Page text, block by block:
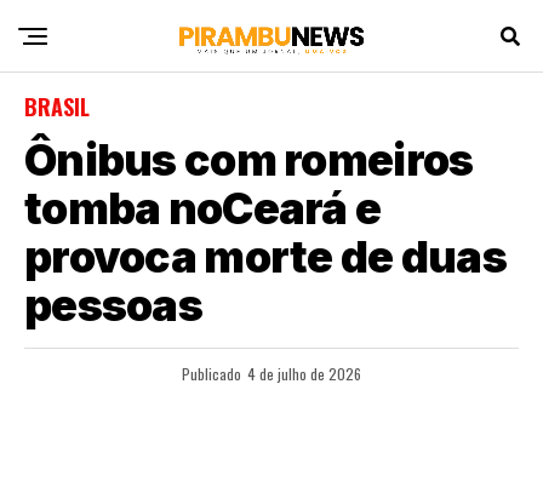
BRASIL
Ônibus com romeiros
tomba noCeará e
provoca morte de duas
pessoas
Publicado 4 de julho de 2026